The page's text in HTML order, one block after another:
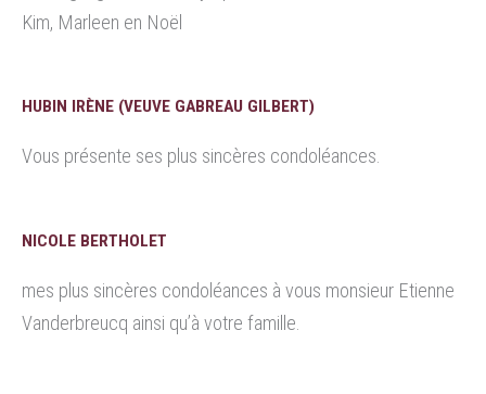
Kim, Marleen en Noël
HUBIN IRÈNE (VEUVE GABREAU GILBERT)
Vous présente ses plus sincères condoléances.
NICOLE BERTHOLET
mes plus sincères condoléances à vous monsieur Etienne
Vanderbreucq ainsi qu’à votre famille.